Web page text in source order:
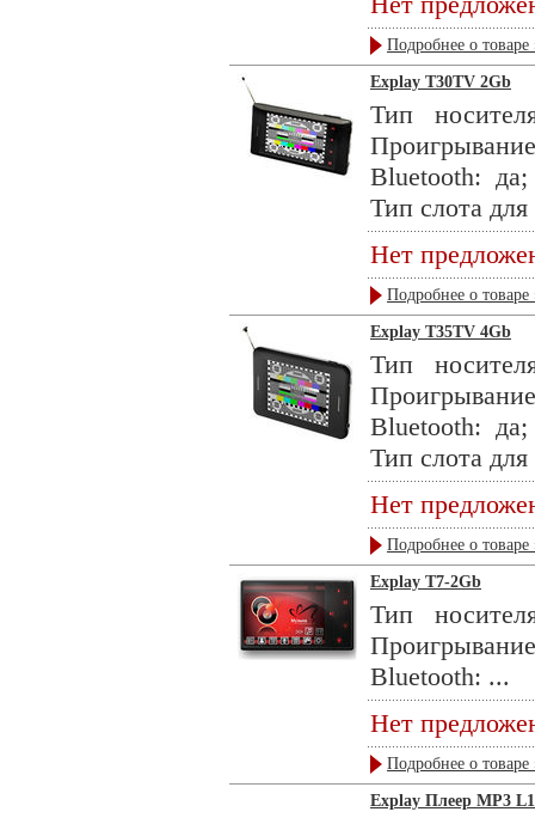
Подробнее о товаре
Explay T30TV 2Gb
Тип
Bluetooth:
Тип слота
Нет
Подробнее о товаре
Explay T35TV 4Gb
Тип
Bluetooth:
Тип слота
Нет
Подробнее о товаре
Explay T7-2Gb
Тип
Bluetooth: ...
Нет
Подробнее о товаре
Explay Плеер MP3